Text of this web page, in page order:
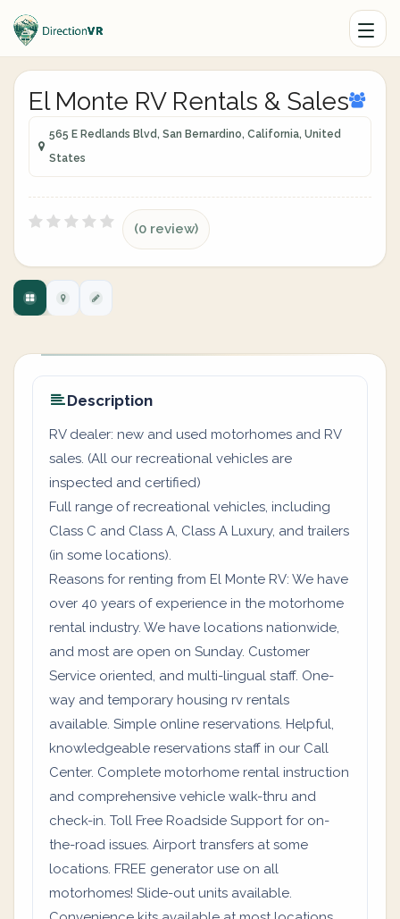
El Monte RV Rentals & Sales
565 E Redlands Blvd, San Bernardino, California, United
States
(0 review)
Description
RV dealer: new and used motorhomes and RV
sales. (All our recreational vehicles are
inspected and certified)
Full range of recreational vehicles, including
Class C and Class A, Class A Luxury, and trailers
(in some locations).
Reasons for renting from El Monte RV: We have
over 40 years of experience in the motorhome
rental industry. We have locations nationwide,
and most are open on Sunday. Customer
Service oriented, and multi-lingual staff. One-
way and temporary housing rv rentals
available. Simple online reservations. Helpful,
knowledgeable reservations staff in our Call
Center. Complete motorhome rental instruction
and comprehensive vehicle walk-thru and
check-in. Toll Free Roadside Support for on-
the-road issues. Airport transfers at some
locations. FREE generator use on all
motorhomes! Slide-out units available.